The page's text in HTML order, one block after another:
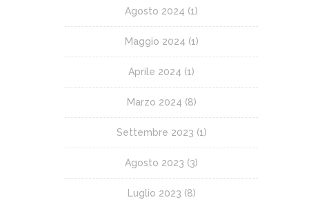
Agosto 2024 (1)
Maggio 2024 (1)
Aprile 2024 (1)
Marzo 2024 (8)
Settembre 2023 (1)
Agosto 2023 (3)
Luglio 2023 (8)